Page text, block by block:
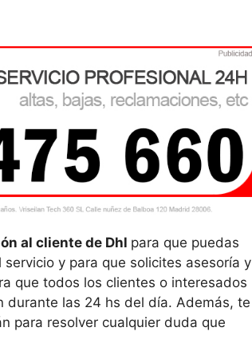
al cliente de Dhl para que puedas
y para que solicites asesoría y
que todos los clientes o interesados
durante las 24 hs del día. Además, te
para resolver cualquier duda que